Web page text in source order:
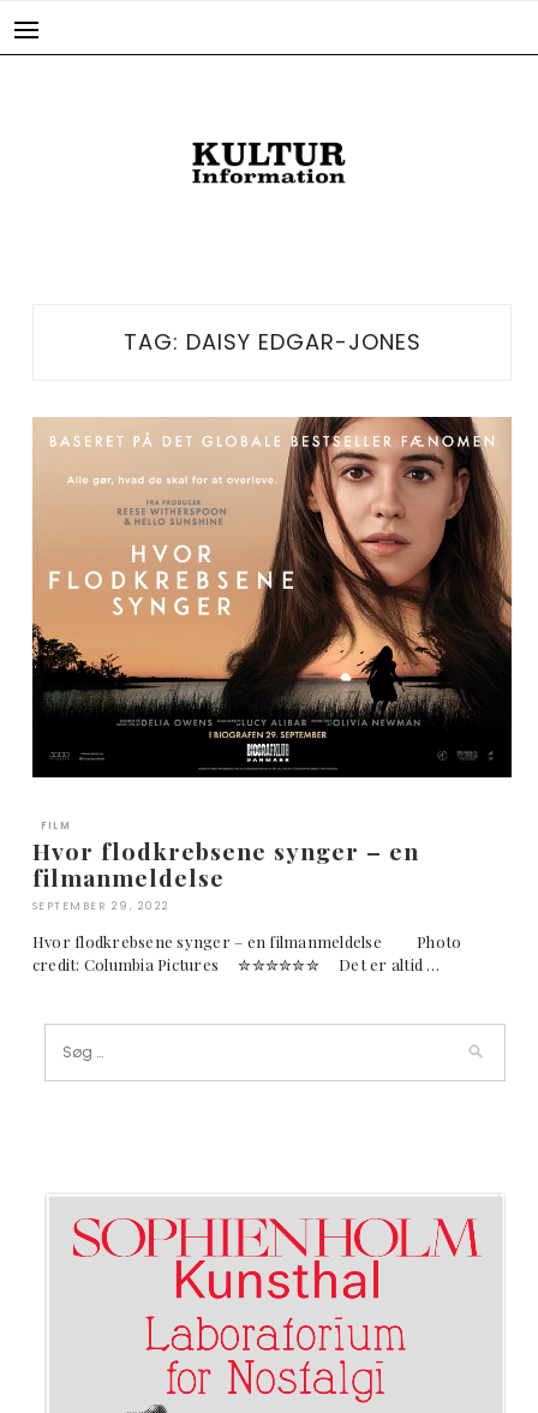
TAG: DAISY EDGAR-JONES
FILM
Hvor flodkrebsene synger – en
filmanmeldelse
SEPTEMBER 29, 2022
Hvor flodkrebsene synger – en filmanmeldelse Photo
credit: Columbia Pictures ✮✮✮✮✮✮ Det er altid …